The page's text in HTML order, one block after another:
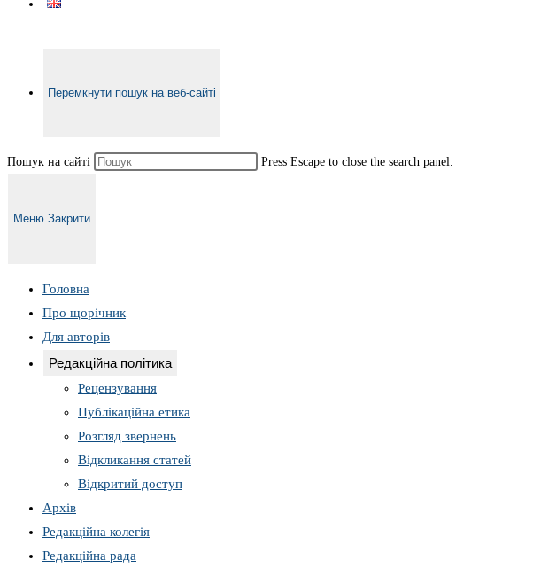
Перемкнути пошук на веб-сайті
Пошук на сайті Press Escape to close the search panel.
Меню Закрити
Головна
Про щорічник
Для авторів
Редакційна політика
Рецензування
Публікаційна етика
Розгляд звернень
Відкликання статей
Відкритий доступ
Архів
Редакційна колегія
Редакційна рада